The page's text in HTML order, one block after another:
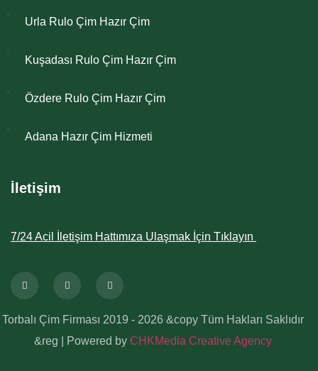
Urla Rulo Çim Hazır Çim
Kuşadası Rulo Çim Hazır Çim
Özdere Rulo Çim Hazır Çim
Adana Hazır Çim Hizmeti
İletişim
7/24 Acil İletişim Hattımıza Ulaşmak İçin Tıklayın
Torbalı Çim Firması 2019 - 2026 &copy Tüm Hakları Saklıdır
&reg | Powered by CHKMedia Creative Agency